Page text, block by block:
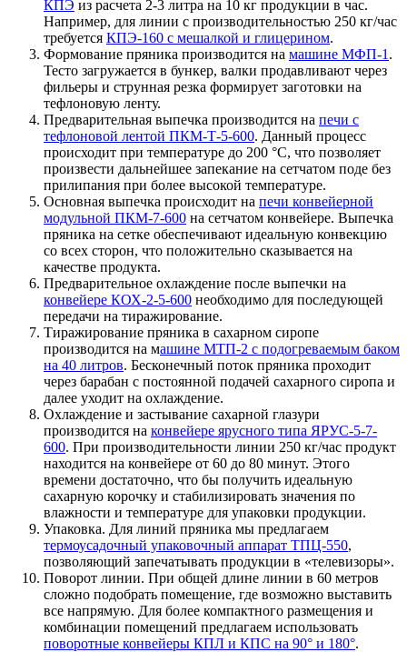
КПЭ из расчета 2-3 литра на 10 кг продукции в час.
Например, для линии с производительностью 250 кг/час
требуется КПЭ-160 с мешалкой и глицерином.
Формование пряника производится на машине МФП-1 .
Тесто загружается в бункер, валки продавливают через
фильеры и струнная резка формирует заготовки на
тефлоновую ленту.
Предварительная выпечка производится на печи с
тефлоновой лентой ПКМ-Т-5-600. Данный процесс
происходит при температуре до 200 °С, что позволяет
произвести дальнейшее запекание на сетчатом поде без
прилипания при более высокой температуре.
Основная выпечка происходит на печи конвейерной
модульной ПКМ-7-600 на сетчатом конвейере. Выпечка
пряника на сетке обеспечивают идеальную конвекцию
со всех сторон, что положительно сказывается на
качестве продукта.
Предварительное охлаждение после выпечки на
конвейере КОХ-2-5-600 необходимо для последующей
передачи на тиражирование.
Тиражирование пряника в сахарном сиропе
производится на машине МТП-2 с подогреваемым баком
на 40 литров. Бесконечный поток пряника проходит
через барабан с постоянной подачей сахарного сиропа и
далее уходит на охлаждение.
Охлаждение и застывание сахарной глазури
производится на конвейере ярусного типа ЯРУС-5-7-
600. При производительности линии 250 кг/час продукт
находится на конвейере от 60 до 80 минут. Этого
времени достаточно, что бы получить идеальную
сахарную корочку и стабилизировать значения по
влажности и температуре для упаковки продукции.
Упаковка. Для линий пряника мы предлагаем
термоусадочный упаковочный аппарат ТПЦ-550,
позволяющий запечатывать продукции в «телевизоры».
Поворот линии. При общей длине линии в 60 метров
сложно подобрать помещение, где возможно выставить
все напрямую. Для более компактного размещения и
комбинации помещений предлагаем использовать
поворотные конвейеры КПЛ и КПС на 90° и 180°.